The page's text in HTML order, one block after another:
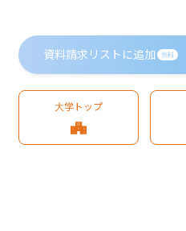
資料請求リストに追加 無料
大学トップ